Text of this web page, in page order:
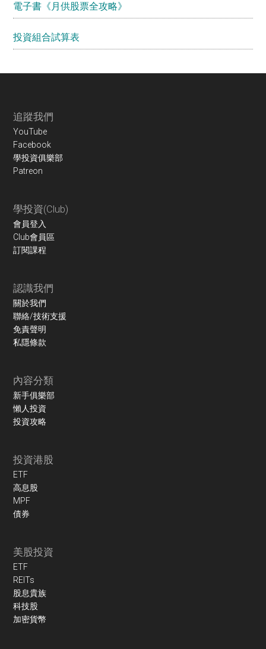
電子書《月供股票全攻略》
投資組合試算表
Footer
追蹤我們
YouTube
Facebook
學投資俱樂部
Patreon
學投資(Club)
會員登入
Club會員區
訂閱課程
認識我們
關於我們
聯絡/技術支援
免責聲明
私隱條款
內容分類
新手俱樂部
懶人投資
投資攻略
投資港股
ETF
高息股
MPF
債券
美股投資
ETF
REITs
股息貴族
科技股
加密貨幣